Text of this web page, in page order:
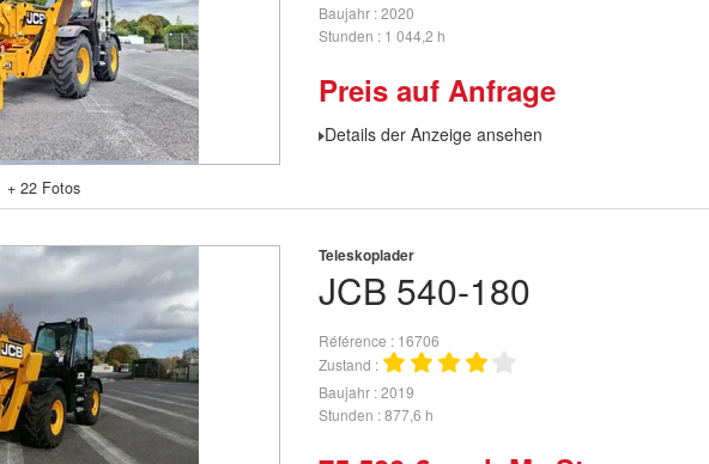
+ 22 Fotos
Baujahr 2020
Stunden
1 044,2 h
Preis auf Anfrage
Details der Anzeige ansehen
JCB 540-180
Teleskoplader
Référence
16706
Zustand
Baujahr 2019
Stunden 877,6 h